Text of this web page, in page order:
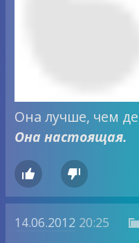
Она лучше, чем
Она настоящая.
 
14.06.2012 20:25